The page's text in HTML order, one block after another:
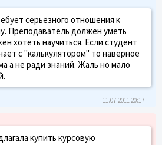
серьёзного отношения к
Преподаватель должен уметь
хотеть научиться. Если студент
с "калькулятором" то наверное
а не ради знаний. Жаль но мало
11.07.2011 20:17
купить курсовую